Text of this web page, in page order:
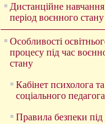
Дистанційне
період воєнного стану
Особливості
процесу під час
стану
Кабінет психолога та
соціального педагога
Правила безпеки під